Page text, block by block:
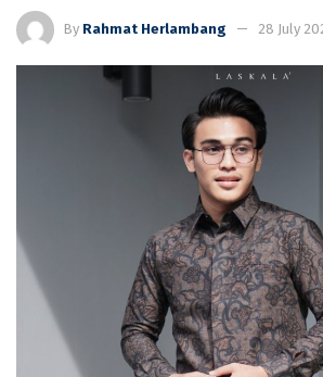
By Rahmat Herlambang 28 July